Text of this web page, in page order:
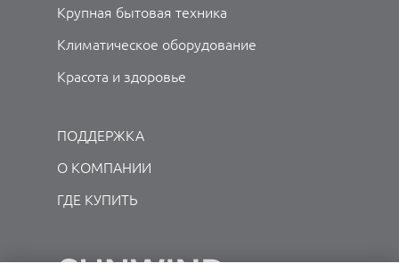
Крупная бытовая техника
Климатическое оборудование
Красота и здоровье
ПОДДЕРЖКА
О КОМПАНИИ
ГДЕ КУПИТЬ